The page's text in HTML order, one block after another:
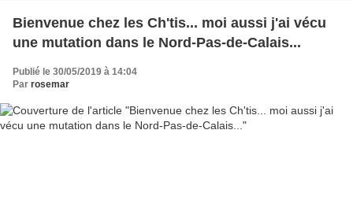
Bienvenue chez les Ch'tis... moi aussi j'ai vécu
une mutation dans le Nord-Pas-de-Calais...
Publié le 30/05/2019 à 14:04
Par rosemar